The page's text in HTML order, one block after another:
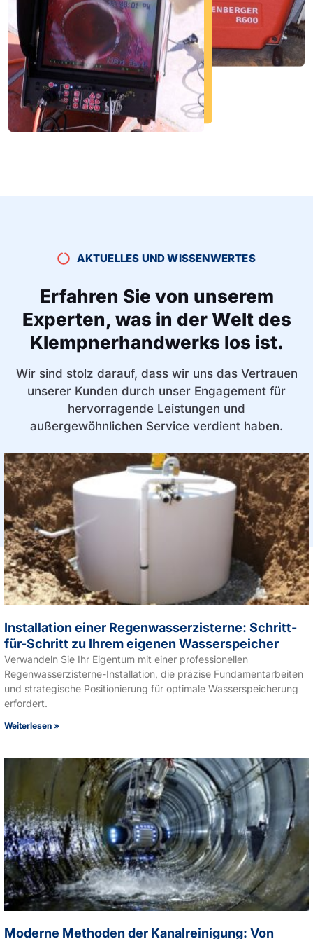
AKTUELLES UND WISSENWERTES
Erfahren Sie von unserem
Experten, was in der Welt des
Klempnerhandwerks los ist.
Wir sind stolz darauf, dass wir uns das Vertrauen
unserer Kunden durch unser Engagement für
hervorragende Leistungen und
außergewöhnlichen Service verdient haben.
Installation einer Regenwasserzisterne: Schritt-
für-Schritt zu Ihrem eigenen Wasserspeicher
Verwandeln Sie Ihr Eigentum mit einer professionellen
Regenwasserzisterne-Installation, die präzise Fundamentarbeiten
und strategische Positionierung für optimale Wasserspeicherung
erfordert.
Weiterlesen »
Moderne Methoden der Kanalreinigung: Von